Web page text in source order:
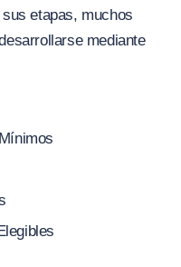
etapas, muchos
mediante